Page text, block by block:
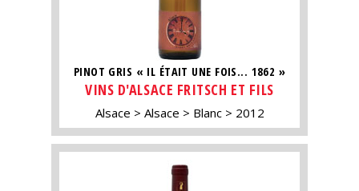
PINOT GRIS « IL ÉTAIT UNE FOIS... 1862 »
VINS D'ALSACE FRITSCH ET FILS
Alsace Alsace Blanc 2012